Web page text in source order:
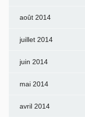
août 2014
juillet 2014
juin 2014
mai 2014
avril 2014